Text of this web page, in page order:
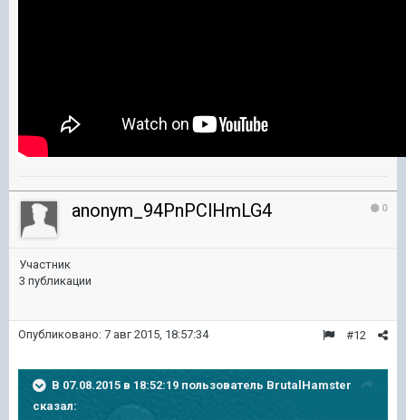
0
anonym_94PnPClHmLG4
Участник
3 публикации
#12
Опубликовано: 7 авг 2015, 18:57:34
В 07.08.2015 в 18:52:19 пользователь BrutalHamster
сказал: